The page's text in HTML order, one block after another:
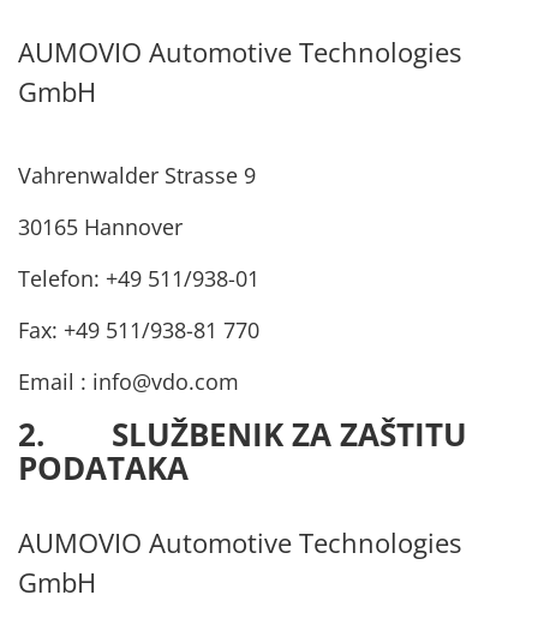
AUMOVIO Automotive Technologies
GmbH
Vahrenwalder Strasse 9
30165 Hannover
Telefon: +49 511/938-01
Fax: +49 511/938-81 770
Email : info@vdo.com
2. SLUŽBENIK ZA ZAŠTITU
PODATAKA
AUMOVIO Automotive Technologies
GmbH